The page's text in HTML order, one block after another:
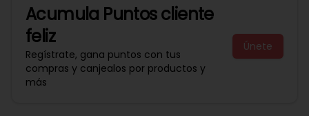
Acumula Puntos cliente
feliz
Regístrate, gana puntos con tus
compras y canjealos por productos y
más
Únete